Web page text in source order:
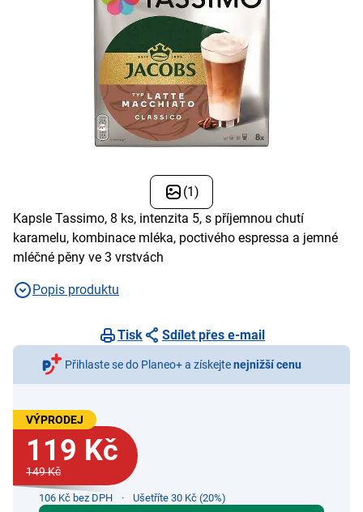
(1)
Kapsle Tassimo, 8 ks, intenzita 5, s příjemnou chutí
karamelu, kombinace mléka, poctivého espressa a jemné
mléčné pěny ve 3 vrstvách
Popis produktu
Tisk Sdílet přes e-mail
Přihlaste se do Planeo+ a získejtenejnižší cenu
VÝPRODEJ
119 Kč
149 Kč
106 Kč bez DPH Ušetříte 30 Kč (20%)